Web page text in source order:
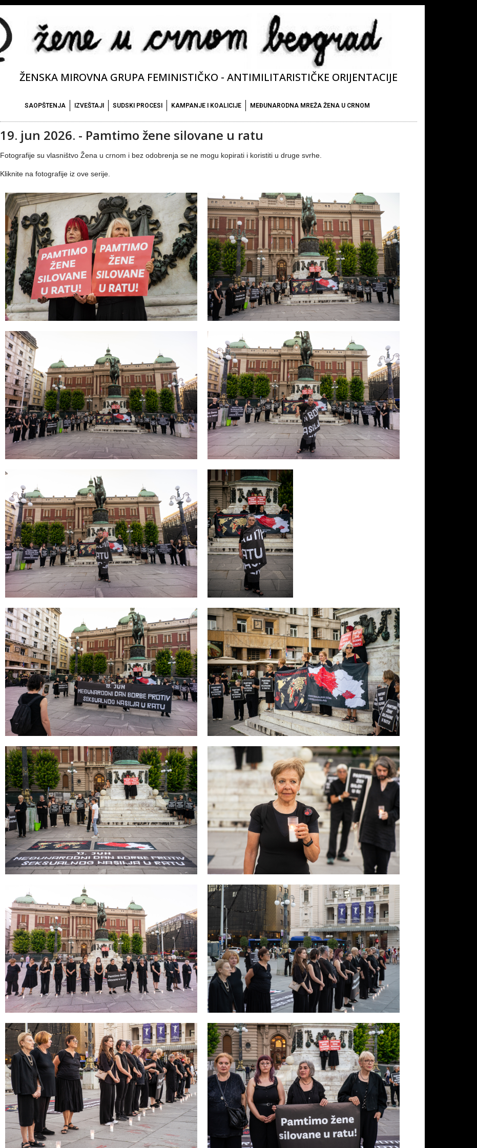
ŽENSKA MIROVNA GRUPA FEMINISTIČKO - ANTIMILITARISTIČKE ORIJENTACIJE
SAOPŠTENJA IZVEŠTAJI SUDSKI PROCESI KAMPANJE I KOALICIJE MEĐUNARODNA MREŽA ŽENA U CRNOM
19. jun 2026. - Pamtimo žene silovane u ratu
Fotografije su vlasništvo Žena u crnom i bez odobrenja se ne mogu kopirati i koristiti u druge svrhe.
Kliknite na fotografije iz ove serije.